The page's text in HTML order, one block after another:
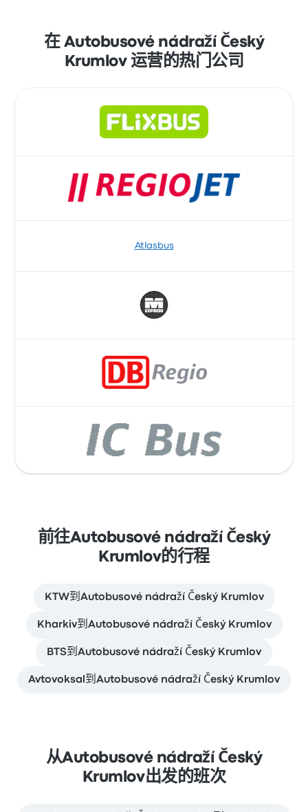
Apple Pay 和 Google Pay 等服务轻松付款。
在 Autobusové nádraží Český
Krumlov 运营的热门公司
Atlasbus
前往Autobusové nádraží Český
Krumlov的行程
KTW到Autobusové nádraží Český Krumlov
Kharkiv到Autobusové nádraží Český Krumlov
BTS到Autobusové nádraží Český Krumlov
Avtovoksal到Autobusové nádraží Český Krumlov
从Autobusové nádraží Český
Krumlov出发的班次